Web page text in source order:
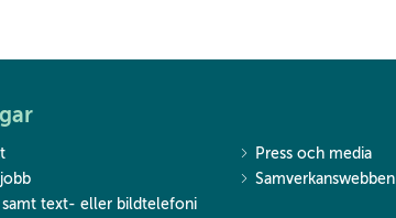
Press och media
Samverkanswebben
samt text- eller bildtelefoni